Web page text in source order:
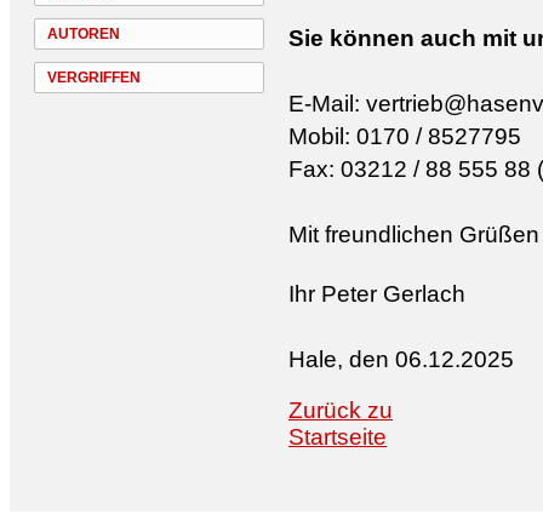
AUTOREN
VERGRIFFEN
Sie können auch mit
E-Mail:
Mobil: 0170 / 8527795
Fax: 03212 / 88 555 88
Mit freundlichen Grüßen
Ihr Peter Gerlach
Hale, den 06.12.2025
Zurück zu
Startseite